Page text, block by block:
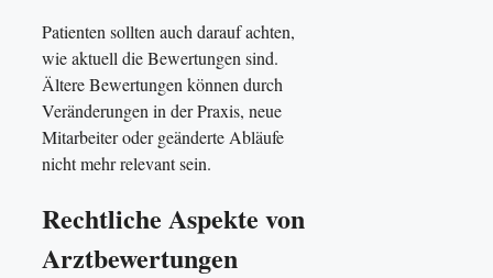
Patienten sollten auch darauf achten,
wie aktuell die Bewertungen sind.
Ältere Bewertungen können durch
Veränderungen in der Praxis, neue
Mitarbeiter oder geänderte Abläufe
nicht mehr relevant sein.
Rechtliche Aspekte von
Arztbewertungen